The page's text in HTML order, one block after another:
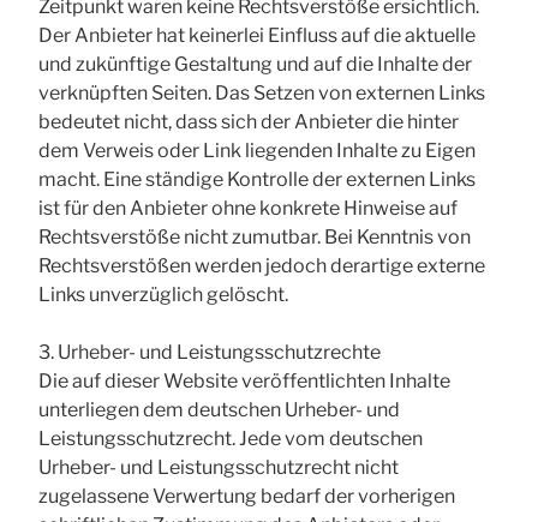
Zeitpunkt waren keine Rechtsverstöße ersichtlich.
Der Anbieter hat keinerlei Einfluss auf die aktuelle
und zukünftige Gestaltung und auf die Inhalte der
verknüpften Seiten. Das Setzen von externen Links
bedeutet nicht, dass sich der Anbieter die hinter
dem Verweis oder Link liegenden Inhalte zu Eigen
macht. Eine ständige Kontrolle der externen Links
ist für den Anbieter ohne konkrete Hinweise auf
Rechtsverstöße nicht zumutbar. Bei Kenntnis von
Rechtsverstößen werden jedoch derartige externe
Links unverzüglich gelöscht.
3. Urheber- und Leistungsschutzrechte
Die auf dieser Website veröffentlichten Inhalte
unterliegen dem deutschen Urheber- und
Leistungsschutzrecht. Jede vom deutschen
Urheber- und Leistungsschutzrecht nicht
zugelassene Verwertung bedarf der vorherigen